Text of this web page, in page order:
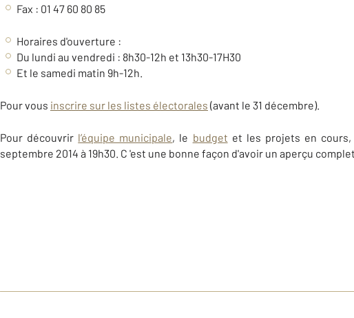
Fax : 01 47 60 80 85
Horaires d'ouverture :
Du lundi au vendredi : 8h30-12h et 13h30-17H30
Et le samedi matin 9h-12h.
Pour vous inscrire sur les listes électorales (avant le 31 décembre).
Pour découvrir l’équipe municipale, le budget et les projets en cours,
septembre 2014 à 19h30. C 'est une bonne façon d'avoir un aperçu